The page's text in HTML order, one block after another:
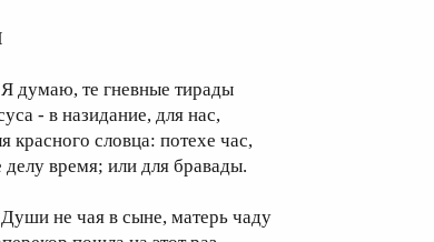
думаю, те гневные тирады
- в назидание, для нас,
красного словца: потехе час,
делу время; или для бравады.
не чая в сыне, матерь чаду